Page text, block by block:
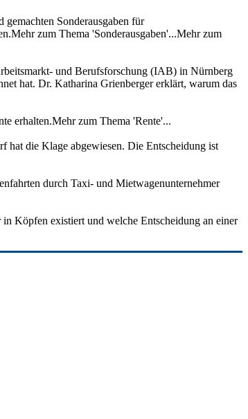
Sonderausgaben für
zum Thema 'Sonderausgaben'...Mehr zum
und Berufsforschung (IAB) in Nürnberg
hat. Dr. Katharina Grienberger erklärt, warum das
erhalten.Mehr zum Thema 'Rente'...
hat die Klage abgewiesen. Die Entscheidung ist
durch Taxi- und Mietwagenunternehmer
Köpfen existiert und welche Entscheidung an einer